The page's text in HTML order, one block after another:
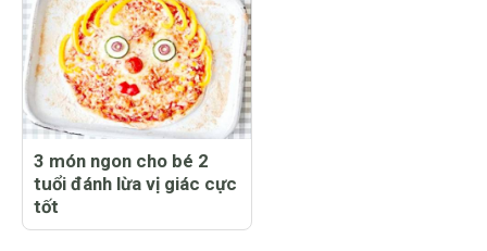
3 món ngon cho bé 2
tuổi đánh lừa vị giác cực
tốt